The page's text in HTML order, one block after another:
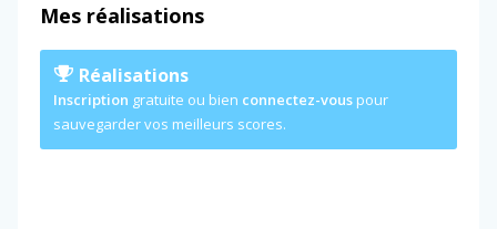
Mes réalisations
Réalisations
Inscription gratuite ou bien connectez-vous pour
sauvegarder vos meilleurs scores.